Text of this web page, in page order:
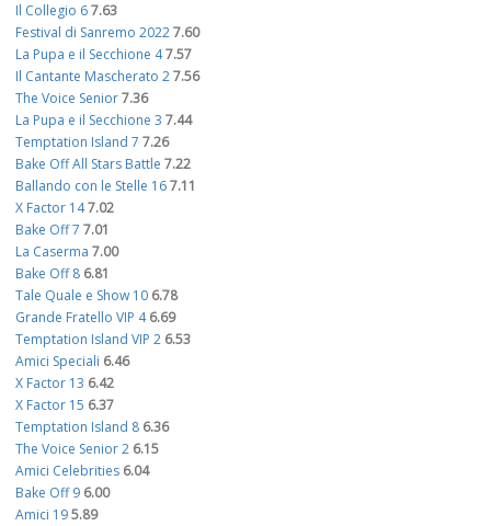
Il Collegio 67.63
Festival di Sanremo 20227.60
La Pupa e il Secchione 47.57
Il Cantante Mascherato 27.56
The Voice Senior7.36
La Pupa e il Secchione 3 7.44
Temptation Island 7 7.26
Bake Off All Stars Battle 7.22
Ballando con le Stelle 167.11
X Factor 147.02
Bake Off 7 7.01
La Caserma 7.00
Bake Off 8 6.81
Tale Quale e Show 10 6.78
Grande Fratello VIP 4 6.69
Temptation Island VIP 2 6.53
Amici Speciali 6.46
X Factor 13 6.42
X Factor 15 6.37
Temptation Island 8 6.36
The Voice Senior 2 6.15
Amici Celebrities 6.04
Bake Off 9 6.00
Amici 195.89